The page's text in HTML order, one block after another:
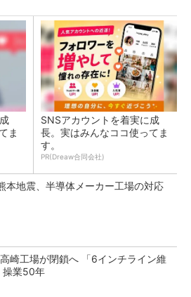
ま
SNSアカウントを着実に成
長。実はみんなココ使ってま
す。
PR(Dreaw合同会社)
本地震、半導体メーカー工場の対応
崎工場が閉鎖へ 「6インチライン維
操業50年